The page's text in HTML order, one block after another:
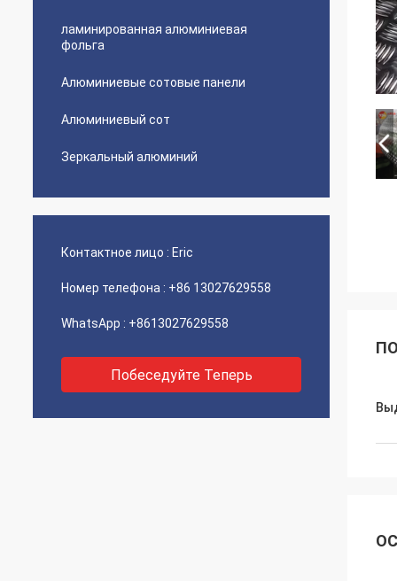
ламинированная алюминиевая
фольга
Алюминиевые сотовые панели
Алюминиевый сот
Зеркальный алюминий
Контактное лицо : Eric
Номер телефона : +86 13027629558
WhatsApp : +8613027629558
Побеседуйте Теперь